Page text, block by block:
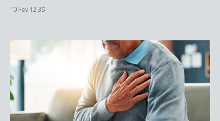
10 Fev 12:35